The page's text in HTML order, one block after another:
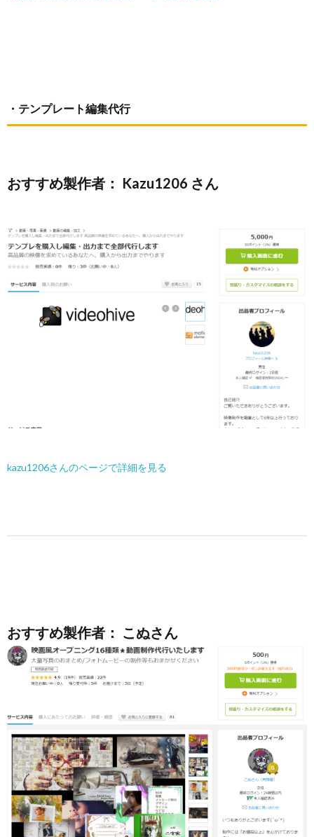
・テンプレート編集代行
おすすめ製作者： Kazu1206 さん
kazu1206さんのページで詳細を見る
おすすめ製作者： こぬさん